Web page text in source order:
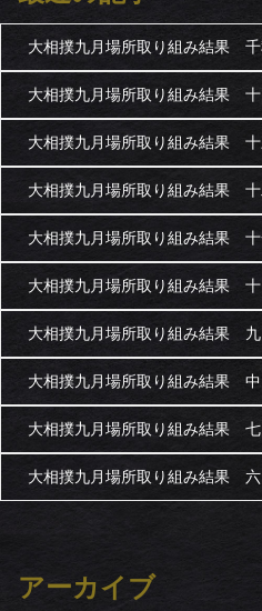
大相撲九月場所取り組み結果 千
大相撲九月場所取り組み結果 十
大相撲九月場所取り組み結果 十
大相撲九月場所取り組み結果 十
大相撲九月場所取り組み結果 十
大相撲九月場所取り組み結果 十
大相撲九月場所取り組み結果 九
大相撲九月場所取り組み結果 中
大相撲九月場所取り組み結果 七
大相撲九月場所取り組み結果 六
アーカイブ